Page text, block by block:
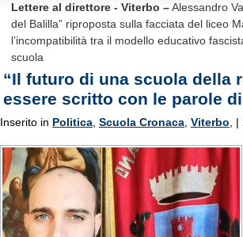
Lettere al direttore - Viterbo –Alessandro
del Balilla” riproposta sulla facciata del liceo
l’incompatibilità tra il modello educativo
scuola
“Il futuro di una scuola della
essere scritto con le parole
Inserito in Politica Scuola Cronaca Viterbo ,